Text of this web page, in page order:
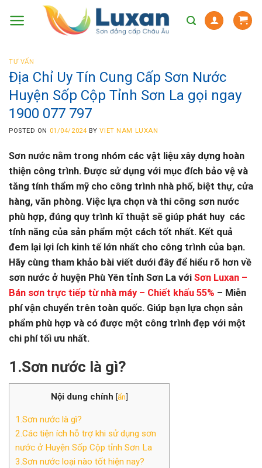
TƯ VẤN
Địa Chỉ Uy Tín Cung Cấp Sơn Nước
Huyện Sốp Cộp Tỉnh Sơn La gọi ngay
1900 077 797
POSTED ON 01/04/2024 BYVIET NAM LUXAN
Sơn nước nằm trong nhóm các vật liệu xây dựng hoàn
thiện công trình. Được sử dụng với mục đích bảo vệ và
tăng tính thẩm mỹ cho công trình nhà phố, biệt thự, cửa
hàng, văn phòng. Việc lựa chọn và thi công sơn nước
phù hợp, đúng quy trình kĩ thuật sẽ giúp phát huy các
tính năng của sản phẩm một cách tốt nhất. Kết quả
đem lại lợi ích kinh tế lớn nhất cho công trình của bạn.
Hãy cùng tham khảo bài viết dưới đây để hiểu rõ hơn về
sơn nước ở huyện Phù Yên tỉnh Sơn La với Sơn Luxan –
Bán sơn trực tiếp từ nhà máy – Chiết khấu 55% – Miễn
phí vận chuyển trên toàn quốc. Giúp bạn lựa chọn sản
phẩm phù hợp và có được một công trình đẹp với một
chi phí tối ưu nhất.
1.Sơn nước là gì?
Nội dung chính [ẩn]
1.Sơn nước là gì?
2.Các tiện ích hỗ trợ khi sử dụng sơn
nước ở Huyện Sốp Cộp tỉnh Sơn La
3.Sơn nước loại nào tốt hiện nay?